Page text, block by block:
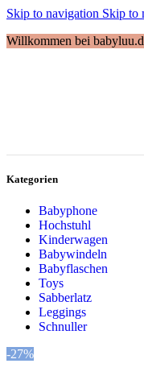
Skip to navigation Skip to
Willkommen bei
Kategorien
Babyphone
Hochstuhl
Kinderwagen
Babywindeln
Babyflaschen
Toys
Sabberlatz
Leggings
Schnuller
-27%